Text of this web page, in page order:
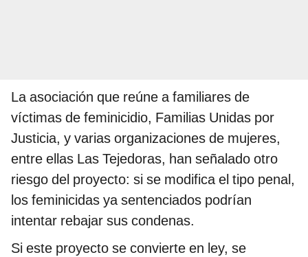
La asociación que reúne a familiares de
víctimas de feminicidio, Familias Unidas por
Justicia, y varias organizaciones de mujeres,
entre ellas Las Tejedoras, han señalado otro
riesgo del proyecto: si se modifica el tipo penal,
los feminicidas ya sentenciados podrían
intentar rebajar sus condenas.
Si este proyecto se convierte en ley, se